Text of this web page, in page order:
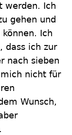
werden. Ich
gehen und
Ich
dass ich zur
nach sieben
nicht für
Wunsch,